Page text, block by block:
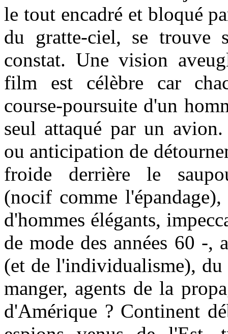
le tout encadré et bloqué
du gratte-ciel, se trouve
constat. Une vision
film est célèbre car
course-poursuite d'un
seul attaqué par un
ou anticipation de
froide derrière le
(nocif comme
d'hommes élégants,
de mode des années 60 -,
(et de l'individualisme),
manger, agents de la
d'Amérique ? Continent